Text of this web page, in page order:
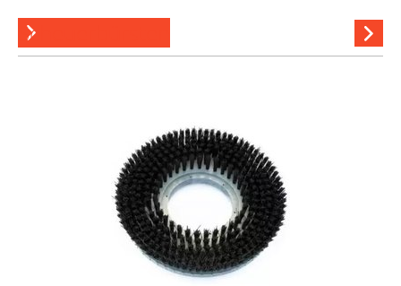
Scheuerbürsten